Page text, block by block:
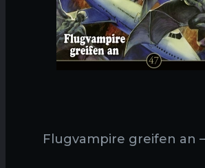
Flugvampire greifen an